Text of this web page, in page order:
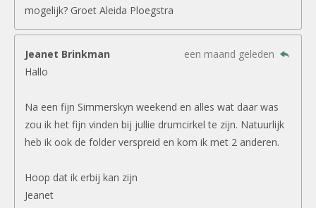
mogelijk? Groet Aleida Ploegstra
Jeanet Brinkman
een maand geleden
Hallo
Na een fijn Simmerskyn weekend en alles wat daar was
zou ik het fijn vinden bij jullie drumcirkel te zijn. Natuurlijk
heb ik ook de folder verspreid en kom ik met 2 anderen.
Hoop dat ik erbij kan zijn
Jeanet